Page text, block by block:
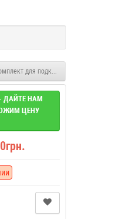
Enerpia с терморегулятором
для подключения
ДАЙТЕ НАМ
ЦЕНУ